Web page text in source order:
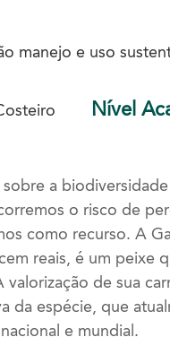
manejo e uso
Nível
a
o risco de
como recurso. A
reais, é um peixe
valorização de sua
da espécie, que
e mundial.